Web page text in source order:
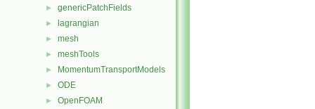
► genericPatchFields
► lagrangian
► mesh
► meshTools
► MomentumTransportModels
► ODE
► OpenFOAM